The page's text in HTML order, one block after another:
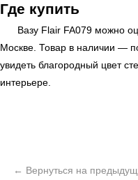
Где купить
Вазу Flair FA079 можно
Москве. Товар в наличии —
увидеть благородный цвет
интерьере.